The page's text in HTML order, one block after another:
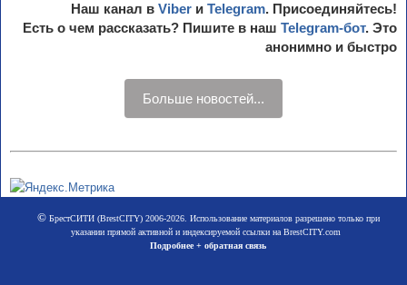
Наш канал в Viber и Telegram. Присоединяйтесь!
Есть о чем рассказать? Пишите в наш Telegram-бот. Это
анонимно и быстро
Больше новостей...
©БрестСИТИ (BrestCITY) 2006-2026. Использование материалов разрешено только при
указании прямой активной и индексируемой ссылки на BrestCITY.com
Подробнее + обратная связь